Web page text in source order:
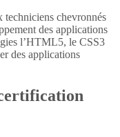
techniciens chevronnés
des applications
l’HTML5, le CSS3
des applications